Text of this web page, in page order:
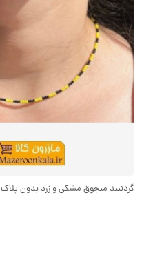
گردنبند منجوق مشکی و زرد بدون پلاک SOO-124